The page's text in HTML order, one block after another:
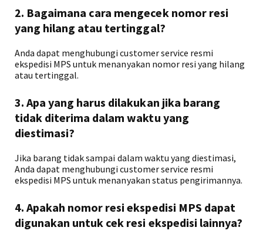
2. Bagaimana cara mengecek nomor resi
yang hilang atau tertinggal?
Anda dapat menghubungi customer service resmi
ekspedisi MPS untuk menanyakan nomor resi yang hilang
atau tertinggal.
3. Apa yang harus dilakukan jika barang
tidak diterima dalam waktu yang
diestimasi?
Jika barang tidak sampai dalam waktu yang diestimasi,
Anda dapat menghubungi customer service resmi
ekspedisi MPS untuk menanyakan status pengirimannya.
4. Apakah nomor resi ekspedisi MPS dapat
digunakan untuk cek resi ekspedisi lainnya?